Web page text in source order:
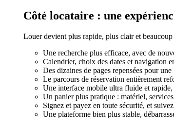
Côté locataire : une
Louer devient plus rapide, plus clair et beaucoup
Une recherche plus efficace, avec de
Calendrier, choix des dates et navigation
Des dizaines de pages repensées pour
Le parcours de réservation entièrement
Une interface mobile ultra fluide et rapide,
Un panier plus pratique : matériel,
Signez et payez en toute sécurité, et
Une plateforme bien plus stable,